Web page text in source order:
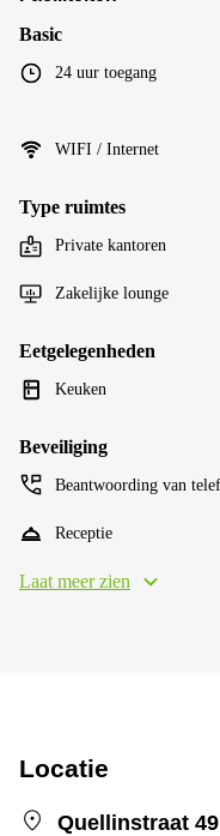
Basic
24 uur toegang
WIFI / Internet
Type ruimtes
Private kantoren
Zakelijke lounge
Eetgelegenheden
Keuken
Beveiliging
Beantwoording van
Receptie
Laat meer zien
Locatie
Quellinstraat